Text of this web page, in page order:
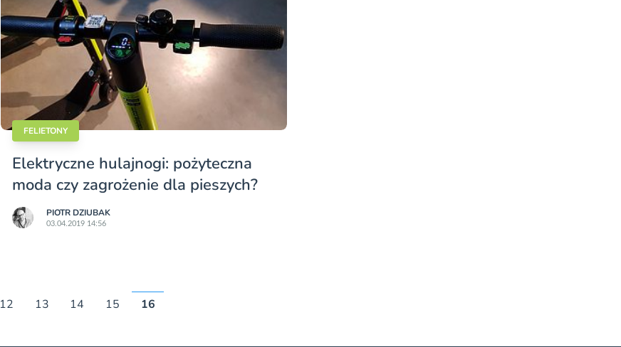
FELIETONY
Elektryczne hulajnogi: pożyteczna
moda czy zagrożenie dla pieszych?
PIOTR DZIUBAK
03.04.2019 14:56
12 13 14 15 16